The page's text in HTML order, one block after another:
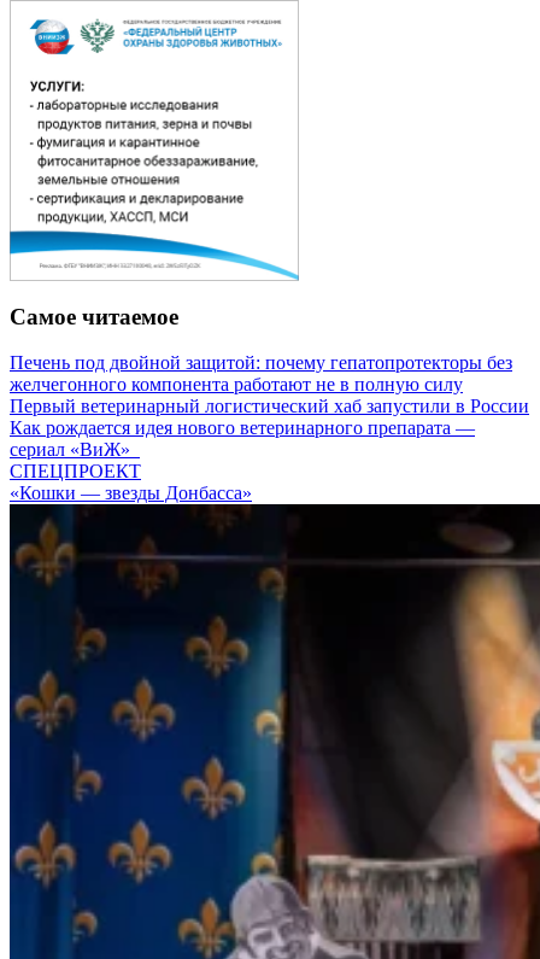
Самое читаемое
Печень под двойной защитой: почему гепатопротекторы без
желчегонного компонента работают не в полную силу
Первый ветеринарный логистический хаб запустили в России
Как рождается идея нового ветеринарного препарата —
сериал «ВиЖ»
СПЕЦПРОЕКТ
«Кошки — звезды Донбасса»